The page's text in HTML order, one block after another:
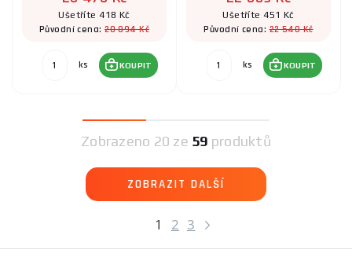
Ušetříte 418 Kč
Původní cena:20 894 Kč
ks KOUPIT
Ušetříte 451 Kč
Původní cena:22 540 Kč
ks KOUPIT
1 2 3
Zobrazeno 20 ze 59 produktů
ZOBRAZIT DALŠÍ